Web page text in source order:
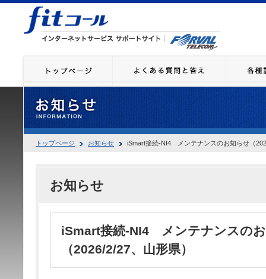
トップページ お知らせ iSmart接続-NI4 メンテナンスのお知らせ（
お知らせ
iSmart接続-NI4 メンテナンスの
（2026/2/27、山形県）